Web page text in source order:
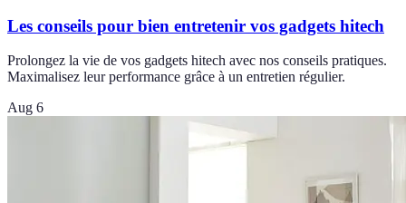
Les conseils pour bien entretenir vos gadgets hitech
Prolongez la vie de vos gadgets hitech avec nos conseils pratiques.
Maximalisez leur performance grâce à un entretien régulier.
Aug 6